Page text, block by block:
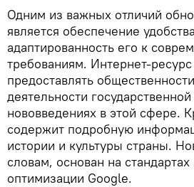
Одним из важных отличий
является обеспечение
адаптированность его к
требованиям. Интернет-ресурс
предоставлять
деятельности
нововведениях в этой сфере.
содержит подробную
истории и культуры страны.
словам, основан на
оптимизации Google.